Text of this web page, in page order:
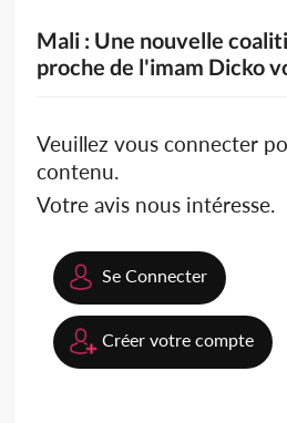
Mali : Une nouvelle
proche de l'imam Dicko
Veuillez vous connecter
contenu.
Votre avis nous intéresse.
Se Connecter
Créer votre compte